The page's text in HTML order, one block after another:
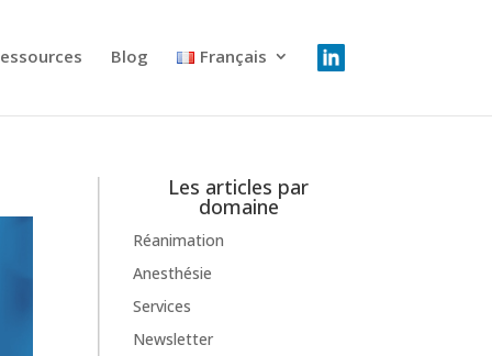
Blog Français
Les articles par
domaine
Réanimation
Anesthésie
Services
Newsletter